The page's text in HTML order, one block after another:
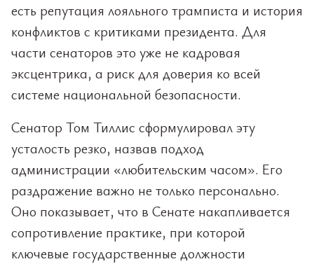
есть репутация лояльного трамписта и история
конфликтов с критиками президента. Для
части сенаторов это уже не кадровая
эксцентрика, а риск для доверия ко всей
системе национальной безопасности.
Сенатор Том Тиллис сформулировал эту
усталость резко, назвав подход
администрации «любительским часом». Его
раздражение важно не только персонально.
Оно показывает, что в Сенате накапливается
сопротивление практике, при которой
ключевые государственные должности